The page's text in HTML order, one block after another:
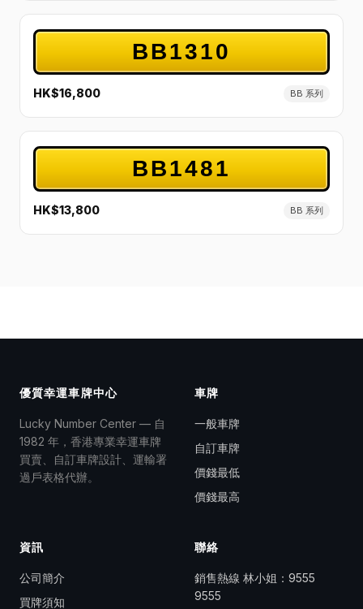
BB1310
HK$16,800 BB 系列
BB1481
HK$13,800 BB 系列
優質幸運車牌中心
Lucky Number Center — 自
1982 年，香港專業幸運車牌
買賣、自訂車牌設計、運輸署
過戶表格代辦。
車牌
一般車牌
自訂車牌
價錢最低
價錢最高
資訊
公司簡介
買牌須知
聯絡
銷售熱線 林小姐： 9555
9555